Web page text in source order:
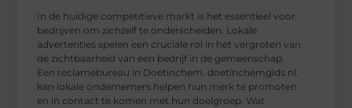
In de huidige competitieve markt is het essentieel voor
bedrijven om zichzelf te onderscheiden. Lokale
advertenties spelen een cruciale rol in het vergroten van
de zichtbaarheid van een bedrijf in de gemeenschap.
Een reclamebureau in Doetinchem. doetinchemgids.nl.
kan lokale ondernemers helpen hun merk te promoten
en in contact te komen met hun doelgroep. Wat